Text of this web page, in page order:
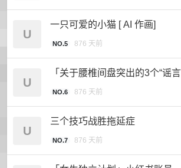
U
一只可爱的小猫 [ AI 作画]
NO.5 876 天前
U
「关于腰椎间盘突出的3个“谣言
NO.6 876 天前
U
三个技巧战胜拖延症
NO.7 876 天前